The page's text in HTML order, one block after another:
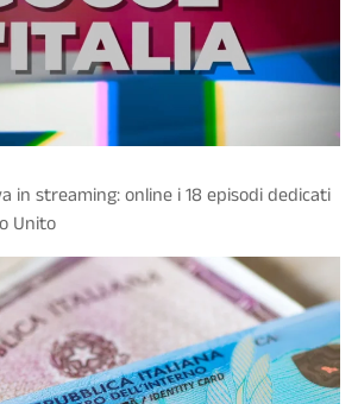
in streaming: online i 18 episodi dedicati
Unito